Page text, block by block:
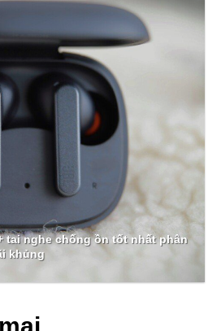
tai nghe chống ồn tốt nhất phân
khủng